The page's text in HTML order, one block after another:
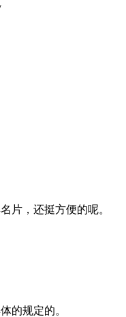
片，还挺方便的呢。
的规定的。